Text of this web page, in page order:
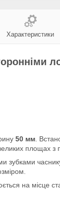
Характеристики
50 мм .
площах
на